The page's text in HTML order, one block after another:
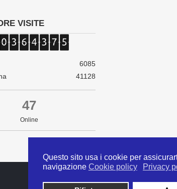
Questo sito usa i cookie per
navigazione Cookie policy Privacy
VISITE
6085
41128
47
Online